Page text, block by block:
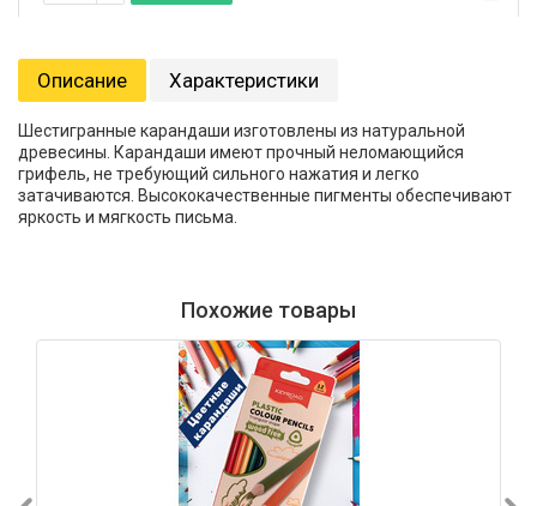
Описание Характеристики
Шестигранные карандаши изготовлены из натуральной
древесины. Карандаши имеют прочный неломающийся
грифель, не требующий сильного нажатия и легко
затачиваются. Высококачественные пигменты обеспечивают
яркость и мягкость письма.
Похожие товары